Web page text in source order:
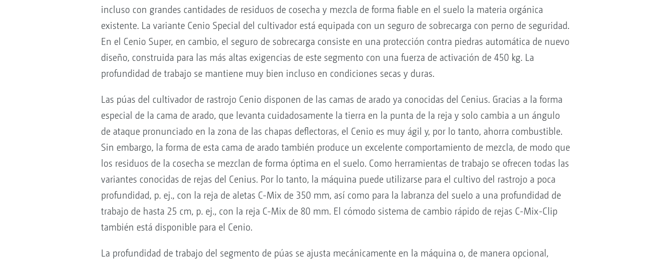
incluso con grandes cantidades de residuos de cosecha y mezcla de forma fiable en el suelo la materia orgánica
existente. La variante Cenio Special del cultivador está equipada con un seguro de sobrecarga con perno de seguridad.
En el Cenio Super, en cambio, el seguro de sobrecarga consiste en una protección contra piedras automática de nuevo
diseño, construida para las más altas exigencias de este segmento con una fuerza de activación de 450 kg. La
profundidad de trabajo se mantiene muy bien incluso en condiciones secas y duras.
Las púas del cultivador de rastrojo Cenio disponen de las camas de arado ya conocidas del Cenius. Gracias a la forma
especial de la cama de arado, que levanta cuidadosamente la tierra en la punta de la reja y solo cambia a un ángulo
de ataque pronunciado en la zona de las chapas deflectoras, el Cenio es muy ágil y, por lo tanto, ahorra combustible.
Sin embargo, la forma de esta cama de arado también produce un excelente comportamiento de mezcla, de modo que
los residuos de la cosecha se mezclan de forma óptima en el suelo. Como herramientas de trabajo se ofrecen todas las
variantes conocidas de rejas del Cenius. Por lo tanto, la máquina puede utilizarse para el cultivo del rastrojo a poca
profundidad, p. ej., con la reja de aletas C-Mix de 350 mm, así como para la labranza del suelo a una profundidad de
trabajo de hasta 25 cm, p. ej., con la reja C-Mix de 80 mm. El cómodo sistema de cambio rápido de rejas C-Mix-Clip
también está disponible para el Cenio.
La profundidad de trabajo del segmento de púas se ajusta mecánicamente en la máquina o, de manera opcional,